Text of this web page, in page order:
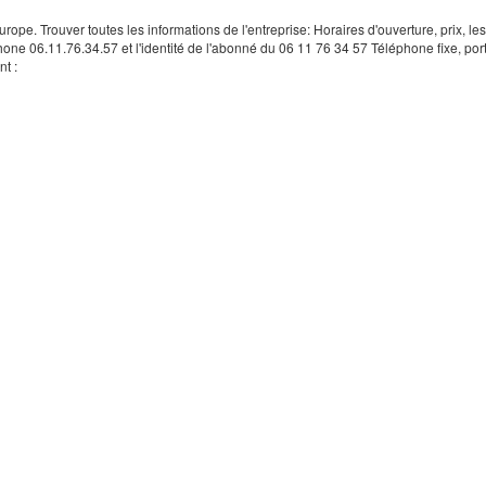
Trouver toutes les informations de l'entreprise: Horaires d'ouverture, prix,
06.11.76.34.57 et l'identité de l'abonné du 06 11 76 34 57 Téléphone fixe,
: